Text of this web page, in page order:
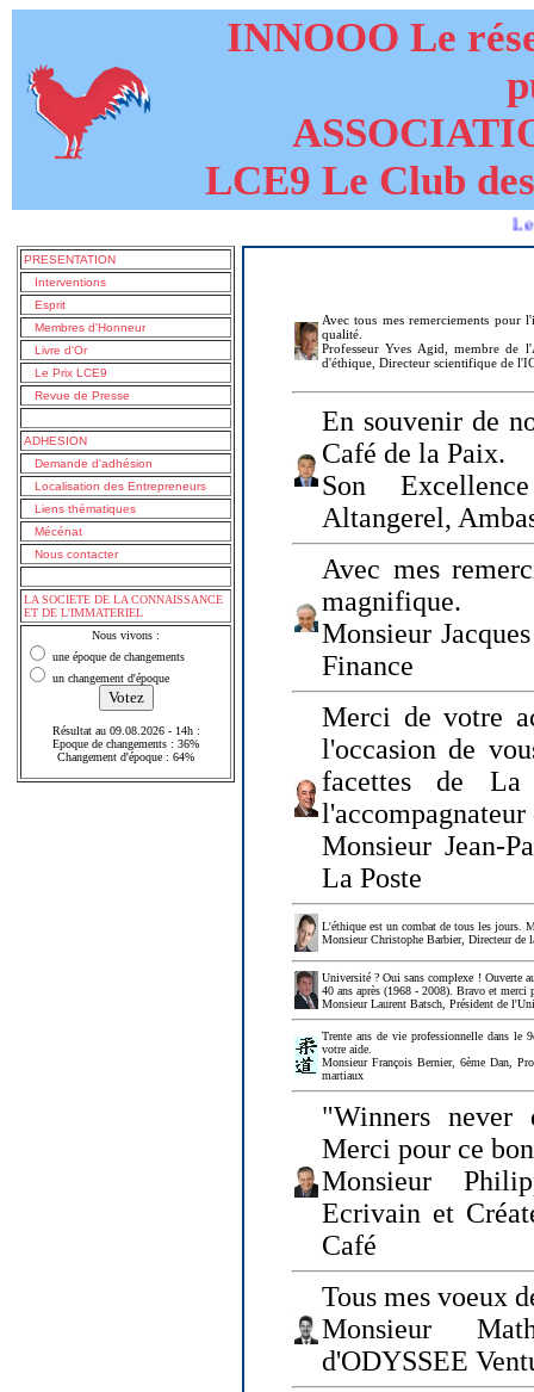
INNOOO Le
LCE9 Le Club
Le livre de
PRESENTATION
Interventions
Esprit
Membres d'Honneur
Livre d'Or
Le Prix LCE9
Revue de Presse
ADHESION
Demande d'adhésion
Localisation des Entrepreneurs
Liens thématiques
Mécénat
Nous contacter
LA SOCIETE DE LA CONNAISSANCE
ET DE L'IMMATERIEL
Nous vivons :
une époque de changements
un changement d'époque
Résultat au 09.08.2026 - 14h :
Epoque de changements : 36%
Changement d'époque : 64%
Avec tous mes remerciements pour
qualité.
Professeur Yves Agid, membre de
d'éthique, Directeur scientifique de
En souvenir de
Café de la Paix.
Son
Altangerel,
Avec mes
magnifique.
Monsieur
Finance
Merci de votre
l'occasion de
facettes de
Monsieur Jean-
La Poste
L'éthique est un combat de tous les jours.
Monsieur Christophe Barbier, Directeur de
Université ? Oui sans complexe ! Ouverte
40 ans après (1968 - 2008). Bravo et merci
Monsieur Laurent Batsch, Président de
Trente ans de vie professionnelle dans le
votre aide.
Monsieur François Bernier, 6ème Dan,
martiaux
"Winners
Merci pour ce
Monsieur
Ecrivain et
Café
Tous mes voeux
Monsieur
d'ODYSSEE